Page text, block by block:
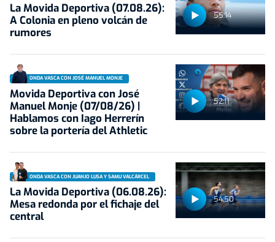
55:14
La Movida Deportiva (07.08.26):
A Colonia en pleno volcán de
rumores
52:11
ONDA VASCA CON JOSÉ MANUEL MONJE
Movida Deportiva con José
Manuel Monje (07/08/26) |
Hablamos con Iago Herrerín
sobre la portería del Athletic
54:50
ONDA VASCA CON JUANJO LUSA Y SAMU VALCÁRCEL
La Movida Deportiva (06.08.26):
Mesa redonda por el fichaje del
central